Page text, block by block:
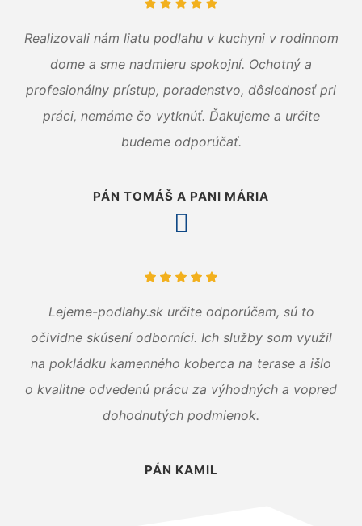
Realizovali nám liatu podlahu v kuchyni v rodinnom
dome a sme nadmieru spokojní. Ochotný a
profesionálny prístup, poradenstvo, dôslednosť pri
práci, nemáme čo vytknúť. Ďakujeme a určite
budeme odporúčať.
PÁN TOMÁŠ A PANI MÁRIA
Lejeme-podlahy.sk určite odporúčam, sú to
očividne skúsení odborníci. Ich služby som využil
na pokládku kamenného koberca na terase a išlo
o kvalitne odvedenú prácu za výhodných a vopred
dohodnutých podmienok.
PÁN KAMIL